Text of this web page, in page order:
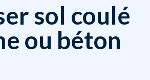
sol coulé
ou béton